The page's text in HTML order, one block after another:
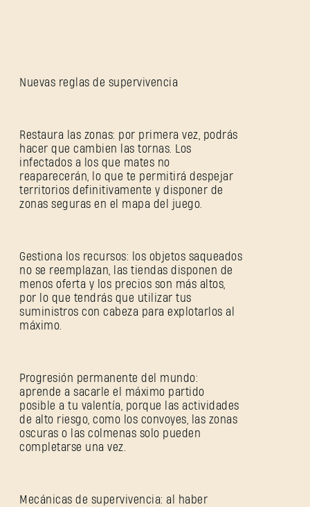
Nuevas reglas de supervivencia
Restaura las zonas: por primera vez, podrás
hacer que cambien las tornas. Los
infectados a los que mates no
reaparecerán, lo que te permitirá despejar
territorios definitivamente y disponer de
zonas seguras en el mapa del juego.
Gestiona los recursos: los objetos saqueados
no se reemplazan, las tiendas disponen de
menos oferta y los precios son más altos,
por lo que tendrás que utilizar tus
suministros con cabeza para explotarlos al
máximo.
Progresión permanente del mundo:
aprende a sacarle el máximo partido
posible a tu valentía, porque las actividades
de alto riesgo, como los convoyes, las zonas
oscuras o las colmenas solo pueden
completarse una vez.
Mecánicas de supervivencia: al haber